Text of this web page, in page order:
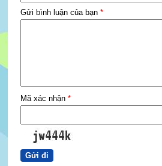
Gửi bình luận của bạn *
Mã xác nhận *